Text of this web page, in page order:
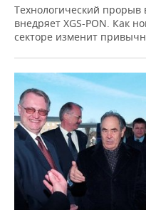
Технологический прорыв
внедряет XGS-PON. Как
секторе изменит